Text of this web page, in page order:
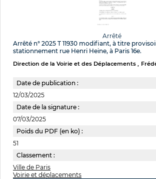
Arrêté
Arrêté n° 2025 T 11930 modifiant, à titre
stationnement rue Henri Heine, à Paris 16e.
Direction de la Voirie et des Déplacements
Date de publication :
12/03/2025
Date de la signature :
07/03/2025
Poids du PDF (en ko) :
51
Classement :
Ville de Paris
Voirie et déplacements